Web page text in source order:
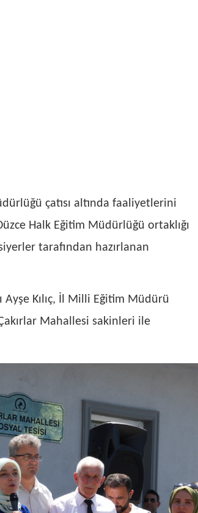
çatısı altında faaliyetlerini
Halk Eğitim Müdürlüğü ortaklığı
tarafından hazırlanan
Ayşe Kılıç, İl Milli Eğitim Müdürü
Mahallesi sakinleri ile